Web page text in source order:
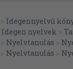
> Idegennyelvű
Idegen nyelvek >
> Nyelvtanulás >
> Nyelvtanulás >